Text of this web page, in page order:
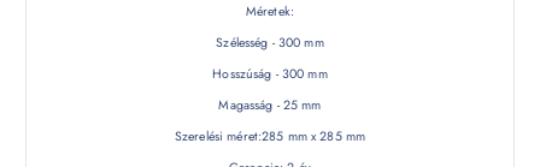
Méretek:
Szélesség - 300 mm
Hosszúság - 300 mm
Magasság - 25 mm
Szerelési méret:285 mm x 285 mm